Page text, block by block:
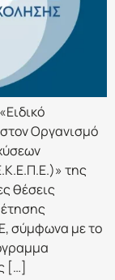
Οργανισμό
της
θέσεις
σύμφωνα με το
[…]